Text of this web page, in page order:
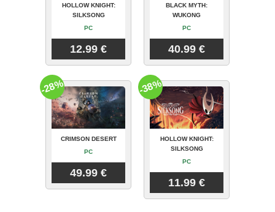
HOLLOW KNIGHT:
SILKSONG
PC
12.99 €
BLACK MYTH:
WUKONG
PC
40.99 €
CRIMSON DESERT
PC
49.99 €
-28%
HOLLOW KNIGHT:
SILKSONG
PC
11.99 €
-38%